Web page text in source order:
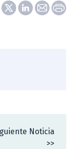
Noticia
>>